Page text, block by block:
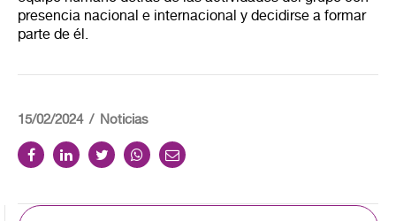
presencia nacional e internacional y decidirse a formar
parte de él.
15/02/2024 Noticias